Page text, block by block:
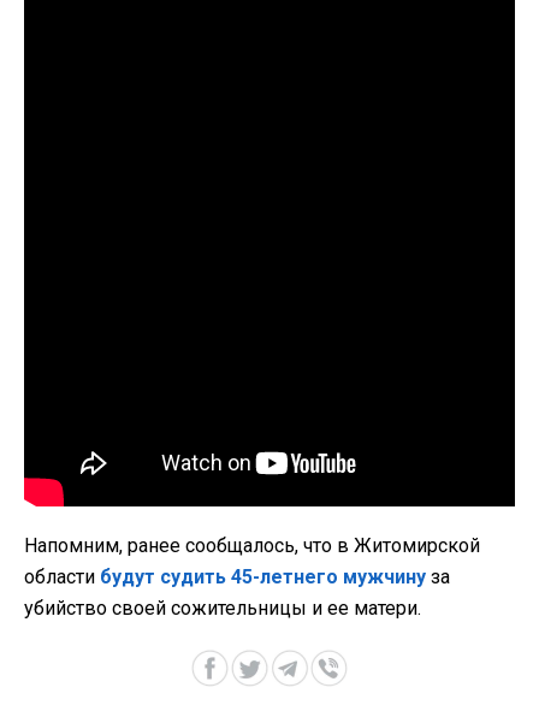
Напомним, ранее сообщалось, что в Житомирской
области будут судить 45-летнего мужчину за
убийство своей сожительницы и ее матери.